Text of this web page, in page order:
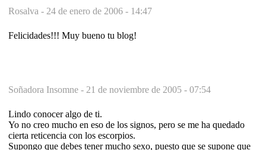
Rosalva - 24 de enero de 2006 - 14:47
Felicidades!!! Muy bueno tu blog!
Soñadora Insomne - 21 de noviembre de 2005 - 07:54
Lindo conocer algo de ti.
Yo no creo mucho en eso de los signos, pero se me ha quedado
cierta reticencia con los escorpios.
Supongo que debes tener mucho sexo, puesto que se supone que